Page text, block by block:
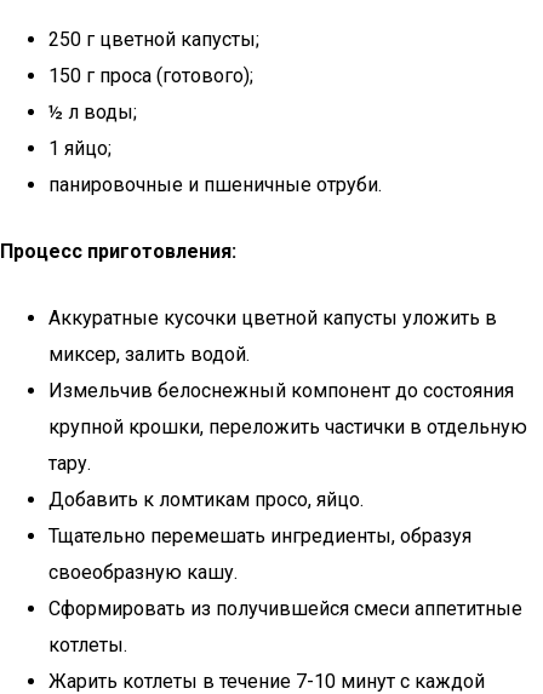
250 г цветной капусты;
150 г проса (готового);
½ л воды;
1 яйцо;
панировочные и пшеничные отруби.
Процесс приготовления:
Аккуратные кусочки цветной капусты уложить в
миксер, залить водой.
Измельчив белоснежный компонент до состояния
крупной крошки, переложить частички в отдельную
тару.
Добавить к ломтикам просо, яйцо.
Тщательно перемешать ингредиенты, образуя
своеобразную кашу.
Сформировать из получившейся смеси аппетитные
котлеты.
Жарить котлеты в течение 7-10 минут с каждой